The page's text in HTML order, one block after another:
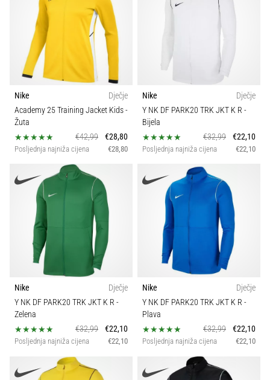
Nike
Dječje
Academy 25 Training Jacket Kids-
Žuta
€42,99
€28,80
Posljednja najniža cijena €28,80
Nike
Dječje
Y NK DF PARK20 TRK JKT K R -
Bijela
€32,99
€22,10
Posljednja najniža cijena €22,10
Nike
Dječje
Y NK DF PARK20 TRK JKT K R -
Zelena
€32,99
€22,10
Posljednja najniža cijena €22,10
Nike
Dječje
Y NK DF PARK20 TRK JKT K R -
Plava
€32,99
€22,10
Posljednja najniža cijena €22,10